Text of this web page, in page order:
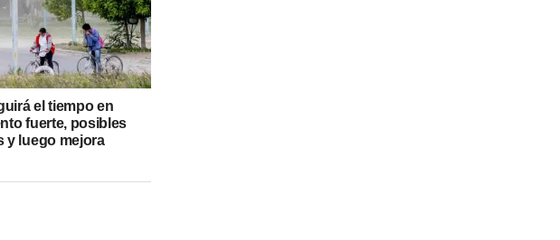
el tiempo en
fuerte, posibles
y luego mejora